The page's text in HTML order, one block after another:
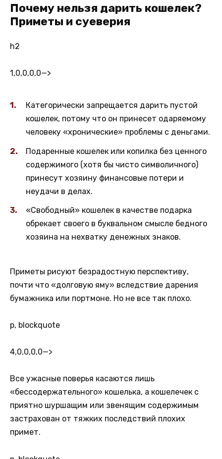
Почему нельзя дарить кошелек?
Приметы и суеверия
h2
1,0,0,0,0—>
Категорически запрещается дарить пустой
кошелек, потому что он принесет одаряемому
человеку «хронические» проблемы с деньгами.
Подаренные кошелек или копилка без ценного
содержимого (хотя бы чисто символичного)
принесут хозяину финансовые потери и
неудачи в делах.
«Свободный» кошелек в качестве подарка
обрекает своего в буквальном смысле бедного
хозяина на нехватку денежных знаков.
Приметы рисуют безрадостную перспективу,
почти что «долговую яму» вследствие дарения
бумажника или портмоне. Но не все так плохо.
p, blockquote
4,0,0,0,0—>
Все ужасные поверья касаются лишь
«бессодержательного» кошелька, а кошелечек с
приятно шуршащим или звенящим содержимым
застрахован от тяжких последствий плохих
примет.